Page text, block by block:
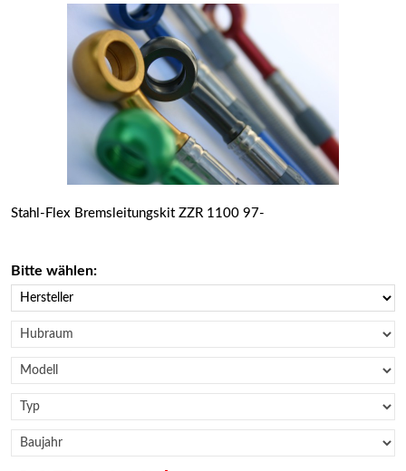
Stahl-Flex Bremsleitungskit ZZR 1100 97-
Bitte wählen: